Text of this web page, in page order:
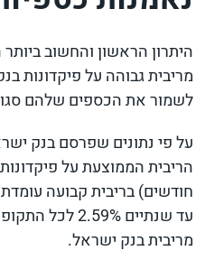
היתרון הראשון והחשוב ביותר
מריבית גבוהה על פיקדונות
לשמור את הכספים שלהם
הריבית הממוצעת על
עד שנתיים
מריבית בנק ישראל.